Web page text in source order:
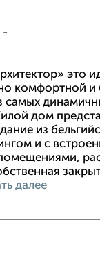
-
это
комфортной и
самых
дом
из
и с
далее